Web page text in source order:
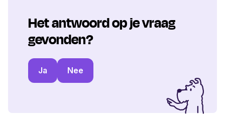
Het antwoord op je vraag
gevonden?
Ja Nee